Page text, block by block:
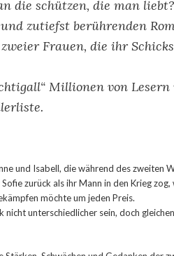
die schützen, die man liebt?
zutiefst berührenden
Frauen, die ihr
Millionen von
und Isabell, die während des zweiten
zurück als ihr Mann in den Krieg zog,
möchte um jeden Preis.
unterschiedlicher sein, doch